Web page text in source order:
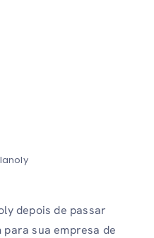
depois de passar
sua empresa de